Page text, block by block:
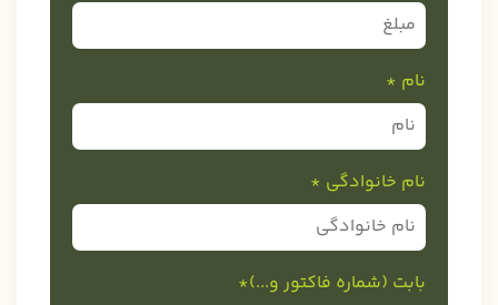
نام *
نام خانوادگی *
بابت (شماره فاکتور و...)*